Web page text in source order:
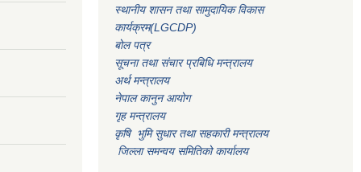
स्थानीय शासन तथा सामुदायिक विकास
कार्यक्रम(LGCDP)
बोल पत्र
सूचना तथा संचार प्रबिधि मन्त्रालय
अर्थ मन्त्रालय
नेपाल कानुन आयोग
गृह मन्त्रालय
कृषि भुमि सुधार तथा सहकारी मन्त्रालय
जिल्ला समन्वय समितिको कार्यालय